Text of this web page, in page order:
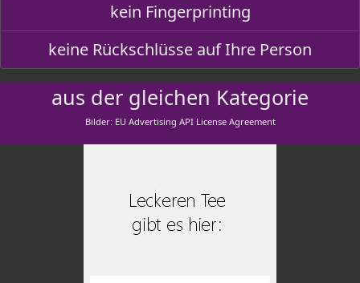
kein Fingerprinting
keine Rückschlüsse auf Ihre Person
aus der gleichen Kategorie
Bilder: EU Advertising API License Agreement